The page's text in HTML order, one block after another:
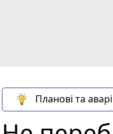
Планові та